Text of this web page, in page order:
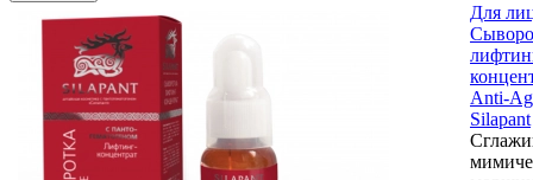
Для
Anti-
Silapant